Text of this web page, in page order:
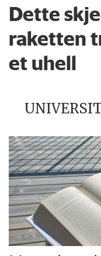
Dette
raketten
et uhell